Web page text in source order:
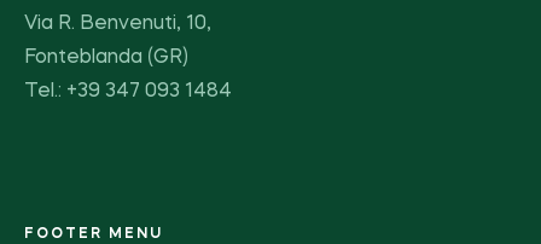
Via R. Benvenuti, 10,
Fonteblanda (GR)
Tel.: +39 347 093 1484
FOOTER MENU